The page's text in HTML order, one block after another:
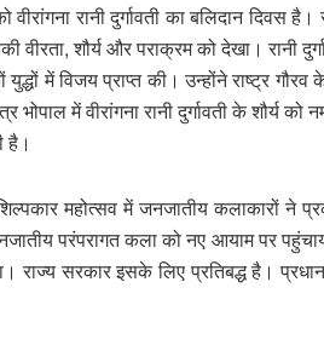
रानी दुर्गावती का बलिदान दिवस है।
शौर्य और पराक्रम को देखा। रानी
में विजय प्राप्त की। उन्होंने राष्ट्र
में वीरांगना रानी दुर्गावती के शौर्य
है।
महोत्सव में जनजातीय कलाकारों ने
परंपरागत कला को नए आयाम पर
राज्य सरकार इसके लिए प्रतिबद्ध है।